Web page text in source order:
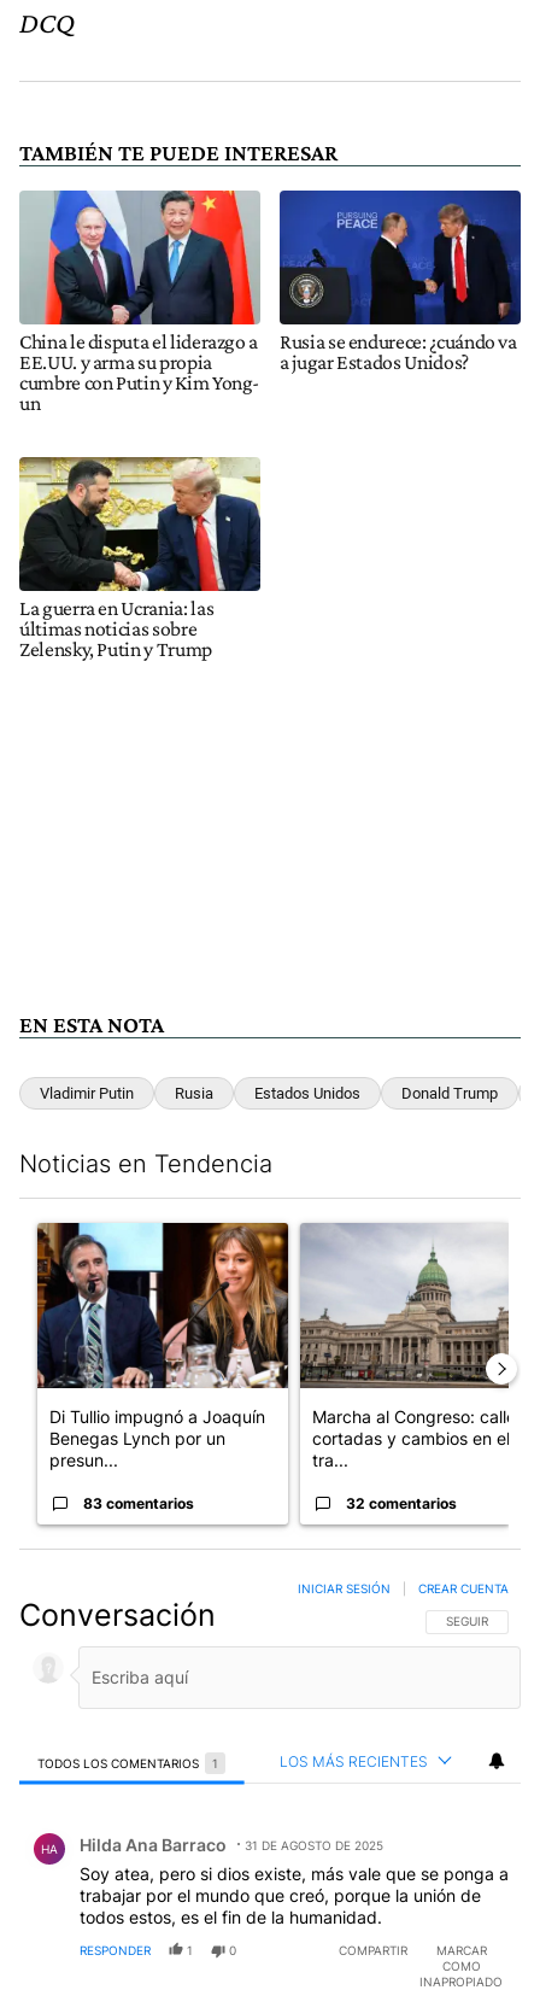
DCQ
TAMBIÉN TE PUEDE INTERESAR
China le disputa el liderazgo a
EE.UU. y arma su propia
cumbre con Putin y Kim Yong-
un
Rusia se endurece: ¿cuándo va
a jugar Estados Unidos?
La guerra en Ucrania: las
últimas noticias sobre
Zelensky, Putin y Trump
EN ESTA NOTA
Vladimir Putin Rusia Estados Unidos Donald Trump
Noticias en Tendencia
Un artículo de tendencia con el título "Di Tullio impugnó a
Di Tullio impugnó a Joaquín
Benegas Lynch por un
presun...
83 comentarios
Un artículo de tendencia
Marcha al Congreso: calles
cortadas y cambios en el
tra...
32 comentarios
Conversación SIGA ESTA
SEGUIR
INICIAR SESIÓN CREAR CUENTA
TODOS LOS COMENTARIOS 1 LOS MÁS RECIENTES
HA Hilda Ana Barraco 31 DE AGOSTO DE 2025
Soy atea, pero si dios existe, más vale que se ponga a
trabajar por el mundo que creó, porque la unión de
todos estos, es el fin de la humanidad.
RESPONDER 1 0 COMPARTIR
MARCAR
COMO
INAPROPIADO